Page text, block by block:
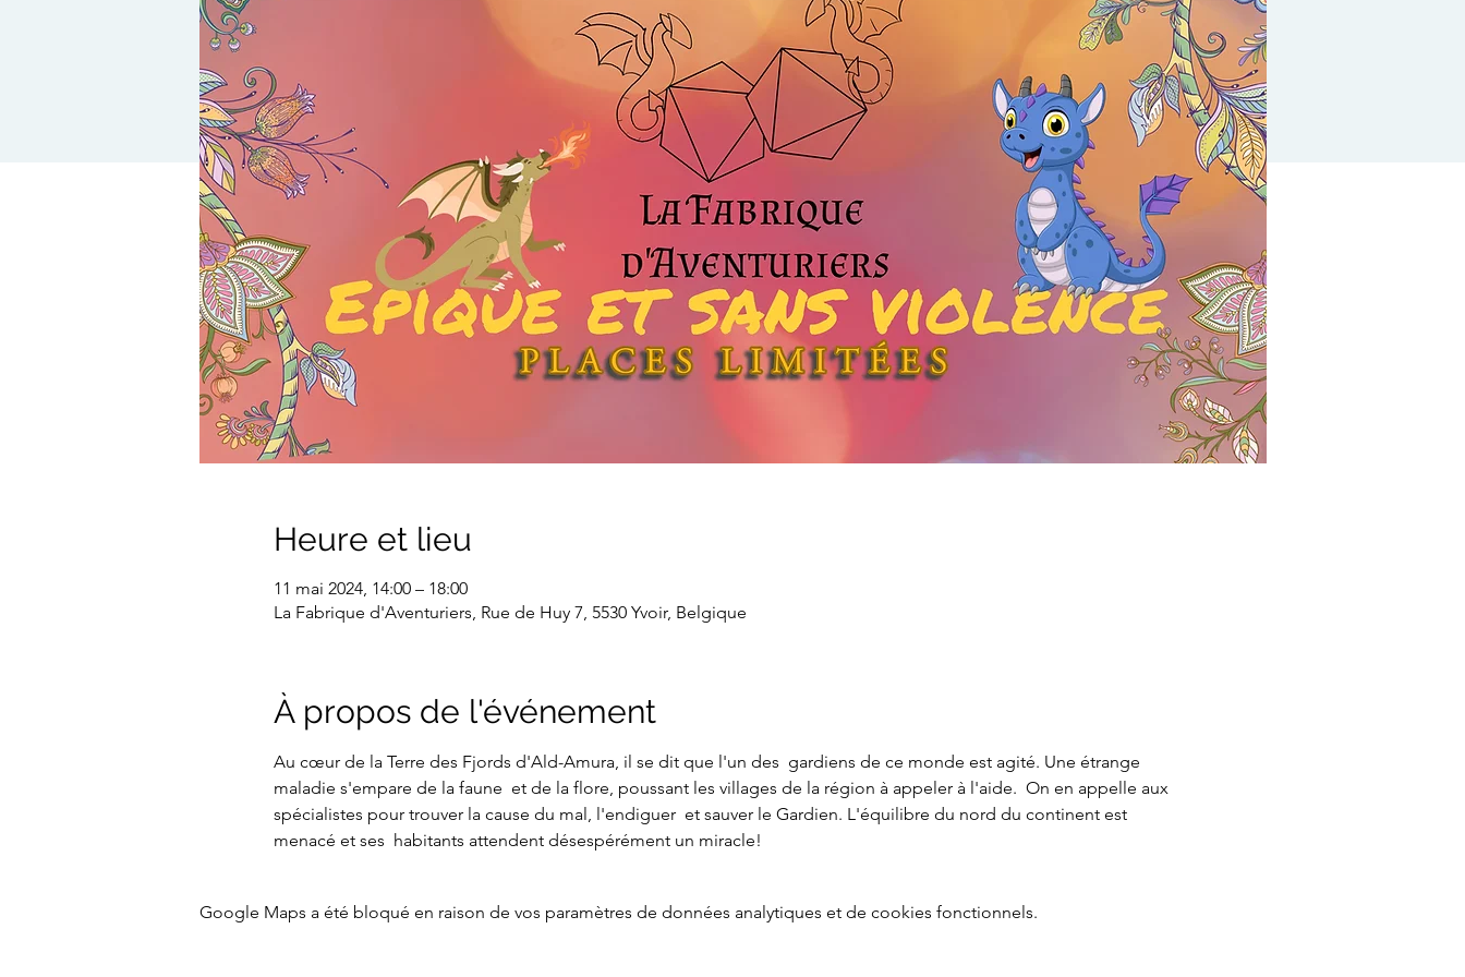
Heure et lieu
11 mai 2024, 14:00 – 18:00
La Fabrique d'Aventuriers, Rue de Huy 7, 5530 Yvoir, Belgique
À propos de l'événement
Au cœur de la Terre des Fjords d'Ald-Amura, il se dit que l'un des  gardiens de ce monde est agité. Une étrange
maladie s'empare de la faune  et de la flore, poussant les villages de la région à appeler à l'aide.  On en appelle aux
spécialistes pour trouver la cause du mal, l'endiguer  et sauver le Gardien. L'équilibre du nord du continent est
menacé et ses  habitants attendent désespérément un miracle!
Google Maps a été bloqué en raison de vos paramètres de données analytiques et de cookies fonctionnels.